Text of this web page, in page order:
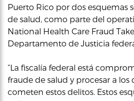
Puerto Rico por dos esquemas
de salud, como parte del
National Health Care Fraud
Departamento de Justicia
“La fiscalía federal está
fraude de salud y procesar a los
cometen estos delitos. Estos